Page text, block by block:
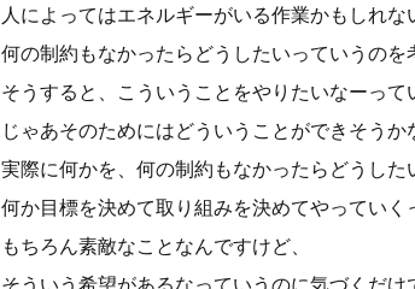
人によってはエネルギーがいる作業かもしれな
何の制約もなかったらどうしたいっていうのを
そうすると、こういうことをやりたいなーって
じゃあそのためにはどういうことができそうか
実際に何かを、何の制約もなかったらどうした
何か目標を決めて取り組みを決めてやっていく
もちろん素敵なことなんですけど、